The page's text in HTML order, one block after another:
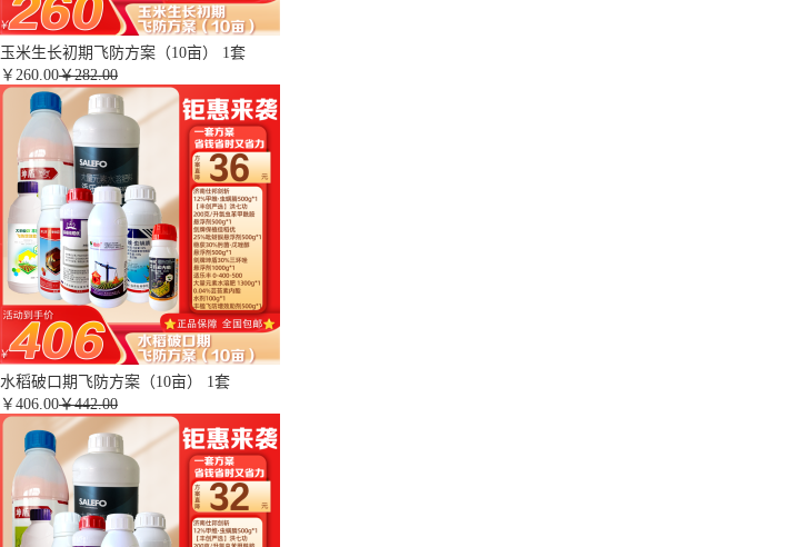
玉米生长初期飞防方案（10亩） 1套
￥ 260.00￥282.00
水稻破口期飞防方案（10亩） 1套
￥ 406.00￥442.00